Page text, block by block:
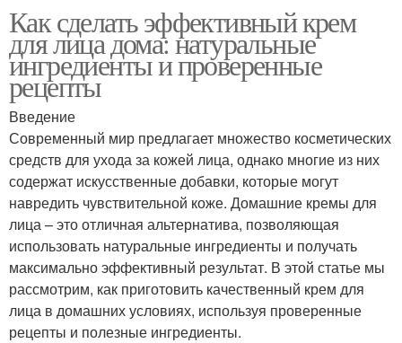
Как сделать эффективный крем
для лица дома: натуральные
ингредиенты и проверенные
рецепты
Введение
Современный мир предлагает множество косметических
средств для ухода за кожей лица, однако многие из них
содержат искусственные добавки, которые могут
навредить чувствительной коже. Домашние кремы для
лица – это отличная альтернатива, позволяющая
использовать натуральные ингредиенты и получать
максимально эффективный результат. В этой статье мы
рассмотрим, как приготовить качественный крем для
лица в домашних условиях, используя проверенные
рецепты и полезные ингредиенты.